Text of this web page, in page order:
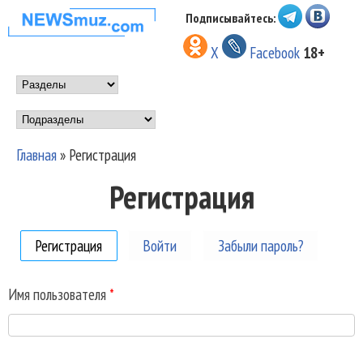
Перейти к основному
содержанию
НОВОСТИ
МУЗЫКИ И
ШОУ БИЗНЕСА
NEWSMUZ.COM
Подписывайтесь:
X Facebook 18+
Main menu
Подразделы
Главная» Регистрация
Регистрация
Регистрация (активная вкладка)
Войти Забыли пароль?
Имя пользователя *